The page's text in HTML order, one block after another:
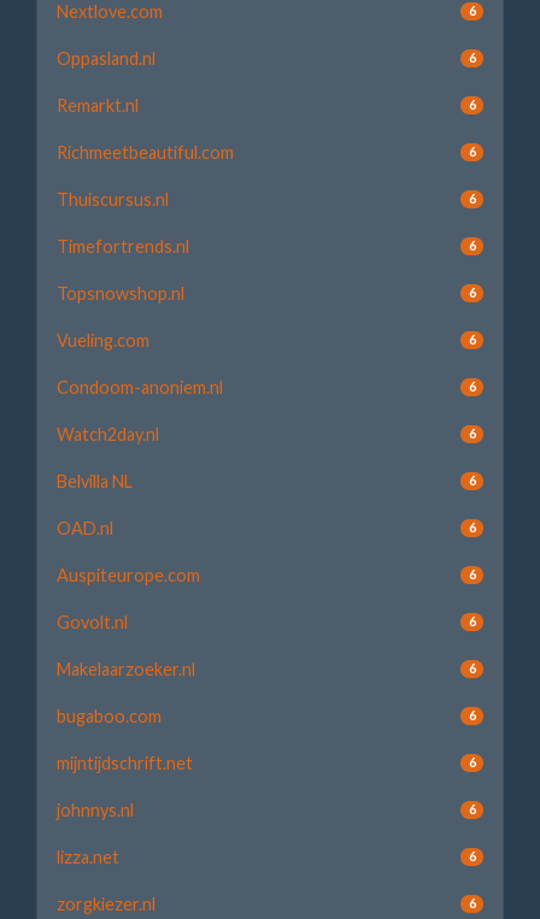
Nextlove.com 6
Oppasland.nl 6
Remarkt.nl 6
Richmeetbeautiful.com 6
Thuiscursus.nl 6
Timefortrends.nl 6
Topsnowshop.nl 6
Vueling.com 6
Condoom-anoniem.nl 6
Watch2day.nl 6
Belvilla NL 6
OAD.nl 6
Auspiteurope.com 6
Govolt.nl 6
Makelaarzoeker.nl 6
bugaboo.com 6
mijntijdschrift.net 6
johnnys.nl 6
lizza.net 6
zorgkiezer.nl 6